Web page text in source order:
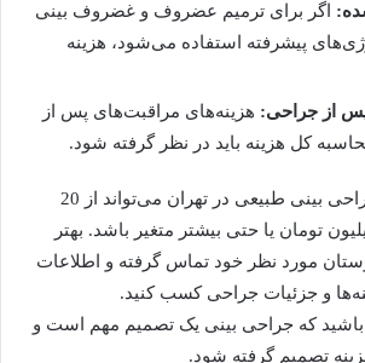
اگر برای ترمیم عضروف و غضروف بینی
پیشرفته استفاده می‌شود، هزینه
پس از جراحی: هزینه‌های مراقبت‌های پس از
کل هزینه باید در نظر گرفته شود.
به طور کلی، هزینه جراحی بینی طبیعی در تهران می‌تواند از 20
تومان تا 80 میلیون تومان یا حتی بیشتر متغیر باشد. بهتر
مورد نظر خود تماس گرفته و اطلاعات
و جزئیات جراحی کسب کنید.
باشید که جراحی بینی یک تصمیم مهم است و
تصمیم گرفته شود.